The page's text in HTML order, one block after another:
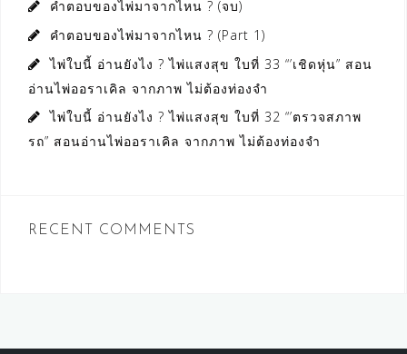
คำตอบของไพ่มาจากไหน ? (จบ)
คำตอบของไพ่มาจากไหน ? (Part 1)
ไพ่ใบนี้ อ่านยังไง ? ไพ่แสงสุข ใบที่ 33 “’เชิดหุ่น” สอน
อ่านไพ่ออราเคิล จากภาพ ไม่ต้องท่องจำ
ไพ่ใบนี้ อ่านยังไง ? ไพ่แสงสุข ใบที่ 32 “’ตรวจสภาพ
รถ” สอนอ่านไพ่ออราเคิล จากภาพ ไม่ต้องท่องจำ
RECENT COMMENTS